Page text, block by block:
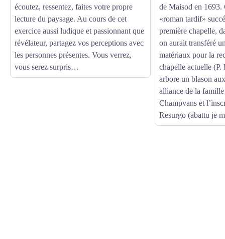
écoutez, ressentez, faites votre propre
lecture du paysage. Au cours de cet
exercice aussi ludique et passionnant que
révélateur, partagez vos perceptions avec
les personnes présentes. Vous verrez,
vous serez surpris…
de Maisod en 1693.
«roman tardif»
première chapelle,
on aurait transféré
matériaux pour la
chapelle actuelle
arbore un blason
alliance de la
Champvans et
Resurgo (abattu je